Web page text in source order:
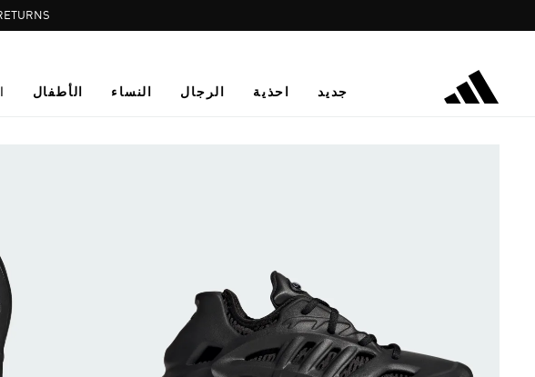
جديد احذية الرجال النساء الأطفال